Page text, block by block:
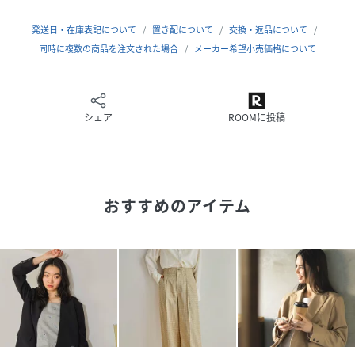
もちろんカジュアルなデニムやスウェットと合わせたトレン
ドライクにも相性◎
100%
品番
QY1827_636937
636937-88-09 QY1827
発送日・在庫表記について 置き配について
交換・返品について
同時に複数の商品を注文された場合
メーカー希望小売価格について
シェア ROOMに投稿
おすすめのアイテム